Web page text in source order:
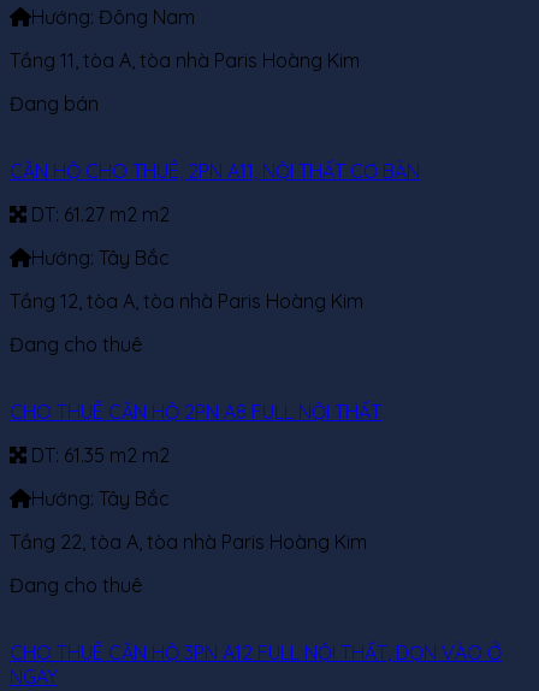
Hướng: Đông Nam
Tầng 11, tòa A, tòa nhà Paris Hoàng Kim
Đang bán
CĂN HỘ CHO THUÊ, 2PN A11, NỘI THẤT CƠ BẢN
DT: 61.27 m2 m2
Hướng: Tây Bắc
Tầng 12, tòa A, tòa nhà Paris Hoàng Kim
Đang cho thuê
CHO THUÊ CĂN HỘ 2PN A8 FULL NỘI THẤT
DT: 61.35 m2 m2
Hướng: Tây Bắc
Tầng 22, tòa A, tòa nhà Paris Hoàng Kim
Đang cho thuê
CHO THUÊ CĂN HỘ 3PN A12 FULL NỘI THẤT, DỌN VÀO Ở
NGAY